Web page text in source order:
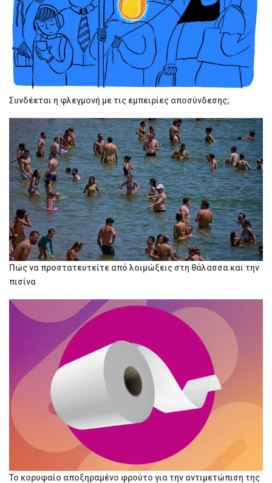
Συνδέεται η φλεγμονή με τις εμπειρίες αποσύνδεσης;
Πώς να προστατευτείτε από λοιμώξεις στη θάλασσα και την
πισίνα
Το κορυφαίο αποξηραμένο φρούτο για την αντιμετώπιση της